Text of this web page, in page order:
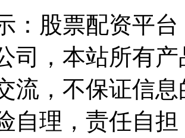
：股票配资平
司，本站所有
流，不保证信
自理，责任自